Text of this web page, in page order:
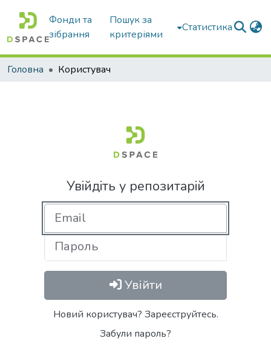
Фонди та
зібрання
Пошук за
критеріями
Статистика
Головна Користувач
Увійдіть у репозитарій
Увійти
Новий користувач? Зареєструйтесь.
Забули пароль?